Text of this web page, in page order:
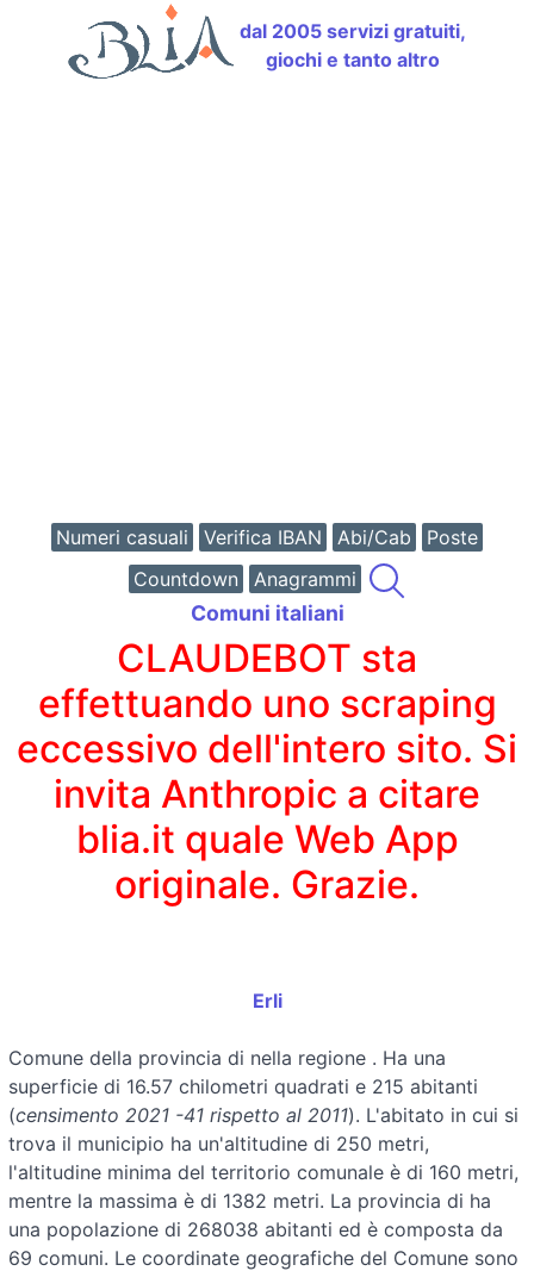
dal 2005 servizi gratuiti,
giochi e tanto altro
Numeri casuali Verifica IBAN Abi/Cab
Poste
Countdown
Anagrammi
Comuni italiani
CLAUDEBOT sta
effettuando uno scraping
eccessivo dell'intero sito. Si
invita Anthropic a citare
blia.it quale Web App
originale. Grazie.
Erli
Comune della provincia di nella regione . Ha una
superficie di 16.57 chilometri quadrati e 215 abitanti
(censimento 2021 -41 rispetto al 2011). L'abitato in cui si
trova il municipio ha un'altitudine di 250 metri,
l'altitudine minima del territorio comunale è di 160 metri,
mentre la massima è di 1382 metri. La provincia di ha
una popolazione di 268038 abitanti ed è composta da
69 comuni. Le coordinate geografiche del Comune sono